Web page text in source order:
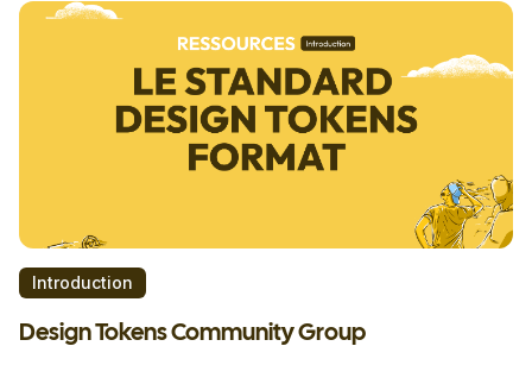
Introduction
Design Tokens Community Group